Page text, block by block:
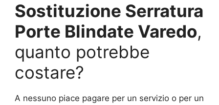
Sostituzione Serratura
Porte Blindate Varedo,
quanto potrebbe
costare?
A nessuno piace pagare per un servizio o per un